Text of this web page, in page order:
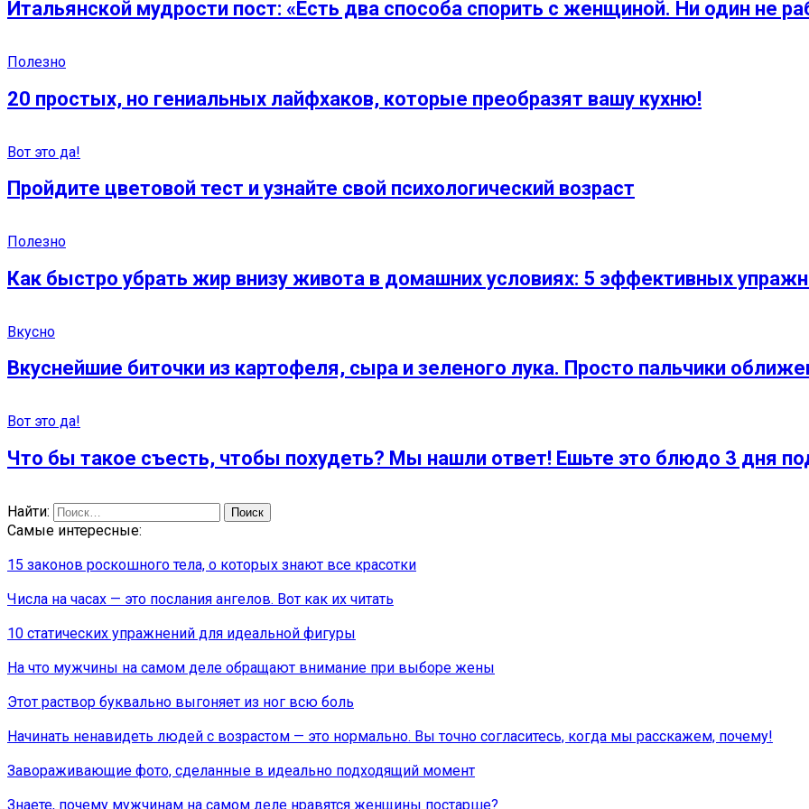
Итальянской мудрости пост: «Есть два способа спорить с женщиной. Ни один не
Полезно
20 простых, но гениальных лайфхаков, которые преобразят вашу кухню!
Вот это да!
Пройдите цветовой тест и узнайте свой психологический возраст
Полезно
Как быстро убрать жир внизу живота в домашних условиях: 5 эффективных
Вкусно
Вкуснейшие биточки из картофеля, сыра и зеленого лука. Просто пальчики
Вот это да!
Что бы такое съесть, чтобы похудеть? Мы нашли ответ! Ешьте это блюдо 3 дня
Найти:
Самые интересные:
15 законов роскошного тела, о которых знают все красотки
Числа на часах — это послания ангелов. Вот как их читать
10 статических упражнений для идеальной фигуры
На что мужчины на самом деле обращают внимание при выборе жены
Этот раствор буквально выгоняет из ног всю боль
Начинать ненавидеть людей с возрастом — это нормально. Вы точно согласитесь, когда мы расскажем, почему!
Завораживающие фото, сделанные в идеально подходящий момент
Знаете, почему мужчинам на самом деле нравятся женщины постарше?